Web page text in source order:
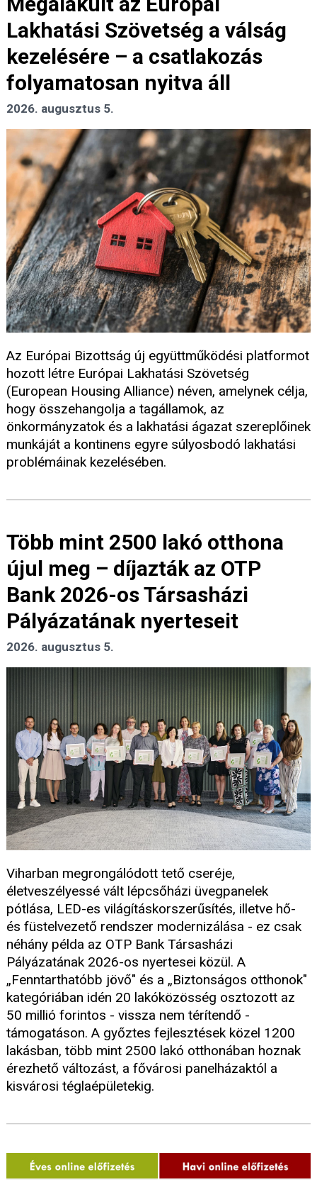
Lakhatási Szövetség a válság
kezelésére – a csatlakozás
folyamatosan nyitva áll
2026. augusztus 5.
Az Európai Bizottság új együttműködési platformot
hozott létre Európai Lakhatási Szövetség
(European Housing Alliance) néven, amelynek célja,
hogy összehangolja a tagállamok, az
önkormányzatok és a lakhatási ágazat szereplőinek
munkáját a kontinens egyre súlyosbodó lakhatási
problémáinak kezelésében.
Több mint 2500 lakó otthona
újul meg – díjazták az OTP
Bank 2026-os Társasházi
Pályázatának nyerteseit
2026. augusztus 5.
Viharban megrongálódott tető cseréje,
életveszélyessé vált lépcsőházi üvegpanelek
pótlása, LED-es világításkorszerűsítés, illetve hő-
és füstelvezető rendszer modernizálása - ez csak
néhány példa az OTP Bank Társasházi
Pályázatának 2026-os nyertesei közül. A
„Fenntarthatóbb jövő" és a „Biztonságos otthonok"
kategóriában idén 20 lakóközösség osztozott az
50 millió forintos - vissza nem térítendő -
támogatáson. A győztes fejlesztések közel 1200
lakásban, több mint 2500 lakó otthonában hoznak
érezhető változást, a fővárosi panelházaktól a
kisvárosi téglaépületekig.